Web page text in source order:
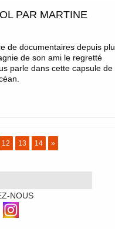
PAR MARTINE
de documentaires depuis
de son ami le regretté
parle dans cette capsule de
12 13 14 »
NOUS